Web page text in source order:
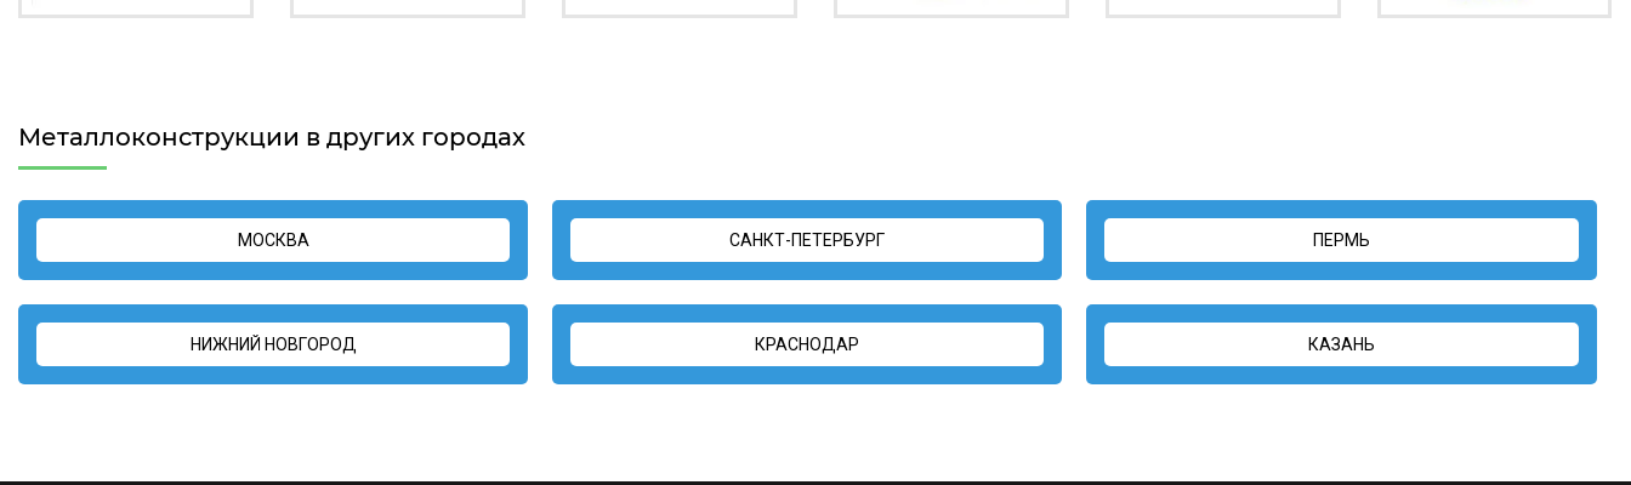
Металлоконструкции в других городах
МОСКВА САНКТ-ПЕТЕРБУРГ ПЕРМЬ
НИЖНИЙ НОВГОРОД КРАСНОДАР КАЗАНЬ